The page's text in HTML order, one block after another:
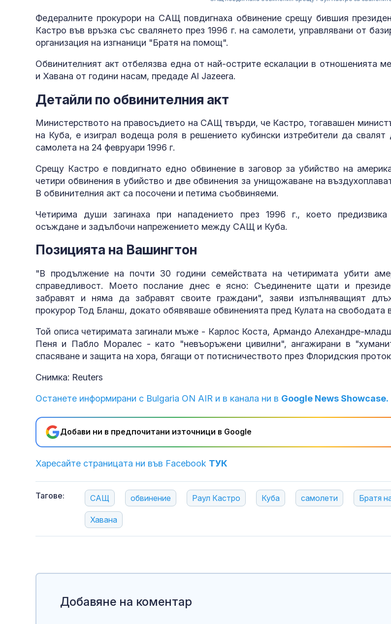
Федералните прокурори на САЩ повдигнаха обвинение срещу бившия
Кастро във връзка със свалянето през 1996 г. на самолети, управлявани от
организация на изгнаници "Братя на помощ".
Обвинителният акт отбелязва една от най-острите ескалации в отношенията
и Хавана от години насам, предаде Al Jazeera.
Детайли по обвинителния акт
Министерството на правосъдието на САЩ твърди, че Кастро, тогавашен
на Куба, е изиграл водеща роля в решението кубински изтребители да свалят
самолета на 24 февруари 1996 г.
Срещу Кастро е повдигнато едно обвинение в заговор за убийство на
четири обвинения в убийство и две обвинения за унищожаване на
В обвинителния акт са посочени и петима съобвиняеми.
Четирима души загинаха при нападението през 1996 г., което
осъждане и задълбочи напрежението между САЩ и Куба.
Позицията на Вашингтон
"В продължение на почти 30 години семействата на четиримата убити
справедливост. Моето послание днес е ясно: Съединените щати и
забравят и няма да забравят своите граждани", заяви изпълняващият
прокурор Тод Бланш, докато обявяваше обвиненията пред Кулата на свободата
Той описа четиримата загинали мъже - Карлос Коста, Армандо Алехандре-
Пеня и Пабло Моралес - като "невъоръжени цивилни", ангажирани в
спасяване и защита на хора, бягащи от потисничеството през Флоридския
Снимка: Reuters
Останете информирани с Bulgaria ON AIR и в канала ни в Google News Showcase.
Добави ни в предпочитани източници в Google
Харесайте страницата ни във Facebook ТУК
Тагове: САЩ обвинение Раул Кастро Куба самолети Братя
Хавана
полети под радара
Добавяне на коментар